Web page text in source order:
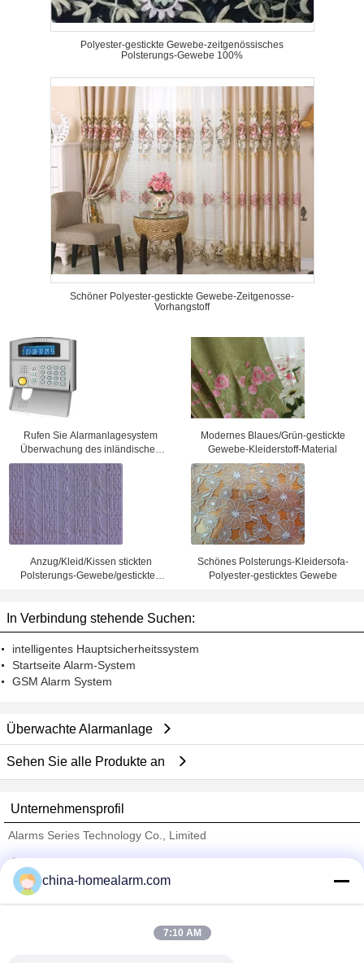
Polyester-gestickte Gewebe-zeitgenössisches
Polsterungs-Gewebe 100%
Schöner Polyester-gestickte Gewebe-Zeitgenosse-
Vorhangstoff
Rufen Sie Alarmanlagesystem
Überwachung des inländischen
Wertpapieres des Netzes
intelligentes an
Modernes Blaues/Grün-gestickte
Gewebe-Kleiderstoff-Material
Anzug/Kleid/Kissen stickten
Polsterungs-Gewebe/gestickten
Schönes Polsterungs-Kleidersofa-
Polyester-gesticktes Gewebe
In Verbindung stehende Suchen:
intelligentes Hauptsicherheitssystem
Startseite Alarm-System
GSM Alarm System
Überwachte Alarmanlage
Sehen Sie alle Produkte an
Unternehmensprofil
Alarms Series Technology Co., Limited
Trust Seal
Verified Suplier
china-homealarm.com
7:10 AM